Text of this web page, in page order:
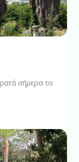
σήμερα τα